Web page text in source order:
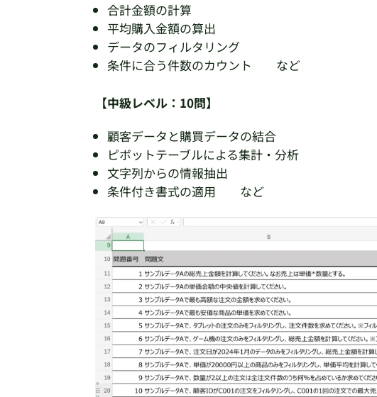
合計金額の計算
平均購入金額の算出
データのフィルタリング
条件に合う件数のカウント など
【中級レベル：10問】
顧客データと購買データの結合
ピボットテーブルによる集計・分析
文字列からの情報抽出
条件付き書式の適用 など